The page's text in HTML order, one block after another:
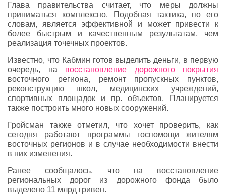
Глава правительства считает, что меры должны
приниматься комплексно. Подобная тактика, по его
словам, является эффективной и может привести к
более быстрым и качественным результатам, чем
реализация точечных проектов.
Известно, что Кабмин готов выделить деньги, в первую
очередь, на восстановление дорожного покрытия
восточного региона, ремонт пропускных пунктов,
реконструкцию школ, медицинских учреждений,
спортивных площадок и пр. объектов. Планируется
также построить много новых сооружений.
Гройсман также отметил, что хочет проверить, как
сегодня работают программы госпомощи жителям
восточных регионов и в случае необходимости внести
в них изменения.
Ранее сообщалось, что на восстановление
региональных дорог из дорожного фонда было
выделено 11 млрд гривен.